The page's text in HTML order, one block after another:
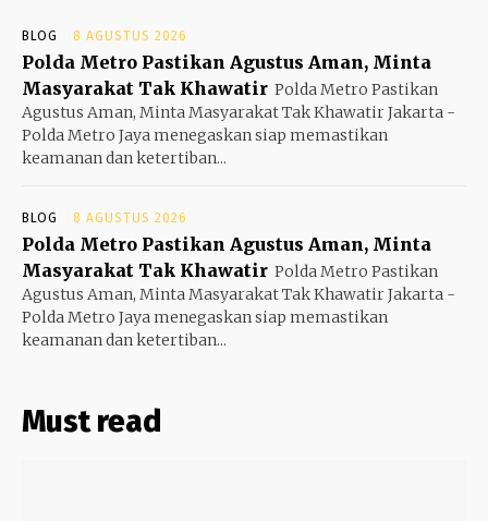
BLOG 8 AGUSTUS 2026
Polda Metro Pastikan Agustus Aman, Minta
Masyarakat Tak Khawatir Polda Metro Pastikan
Agustus Aman, Minta Masyarakat Tak Khawatir Jakarta -
Polda Metro Jaya menegaskan siap memastikan
keamanan dan ketertiban...
BLOG 8 AGUSTUS 2026
Polda Metro Pastikan Agustus Aman, Minta
Masyarakat Tak Khawatir Polda Metro Pastikan
Agustus Aman, Minta Masyarakat Tak Khawatir Jakarta -
Polda Metro Jaya menegaskan siap memastikan
keamanan dan ketertiban...
Must read